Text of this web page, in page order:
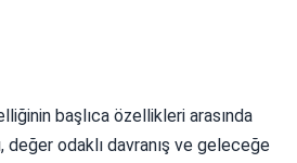
başlıca özellikleri arasında
değer odaklı davranış ve geleceğe